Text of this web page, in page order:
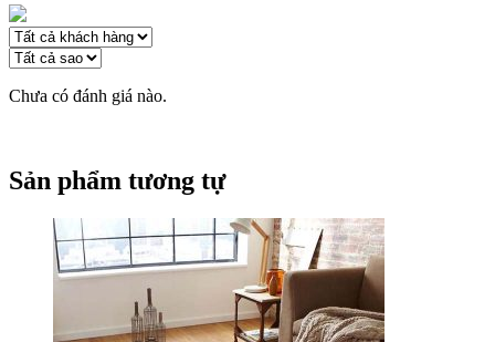
Chưa có đánh giá nào.
Sản phẩm tương tự